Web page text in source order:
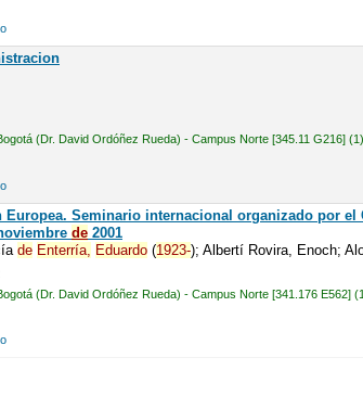
(Dr. David Ordóñez Rueda) - Campus Norte [345.11 G216] (1).
Seminario internacional organizado por el
de2001
de Enterría, Eduardo(1923-); Albertí Rovira, Enoch;
(Dr. David Ordóñez Rueda) - Campus Norte [341.176 E562]